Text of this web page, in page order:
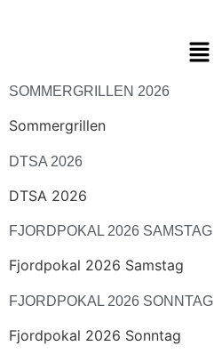
SOMMERGRILLEN 2026
Sommergrillen
DTSA 2026
DTSA 2026
FJORDPOKAL 2026 SAMSTAG
Fjordpokal 2026 Samstag
FJORDPOKAL 2026 SONNTAG
Fjordpokal 2026 Sonntag